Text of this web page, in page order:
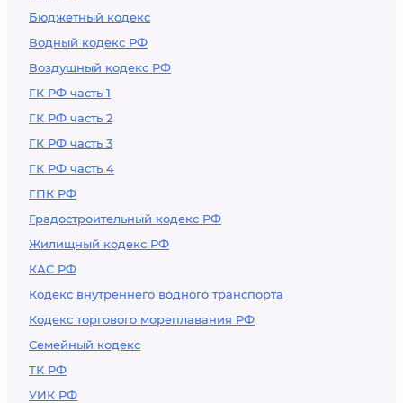
Бюджетный кодекс
Водный кодекс РФ
Воздушный кодекс РФ
ГК РФ часть 1
ГК РФ часть 2
ГК РФ часть 3
ГК РФ часть 4
ГПК РФ
Градостроительный кодекс РФ
Жилищный кодекс РФ
КАС РФ
Кодекс внутреннего водного транспорта
Кодекс торгового мореплавания РФ
Семейный кодекс
ТК РФ
УИК РФ